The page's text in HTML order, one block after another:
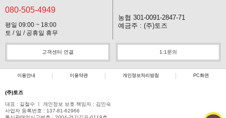
080-505-4949
평일 09:00 ~ 18:00
토 / 일 / 공휴일 휴무
농협 301-0091-2847-71
예금주 : (주)토즈
고객센터 연결 1:1문의
이용안내 이용약관 개인정보처리방침 PC화면
(주)토즈
대표 : 길철수 ㅣ 개인정보 보호 책임자 : 김인숙
사업자 등록번호 : 137-81-62966